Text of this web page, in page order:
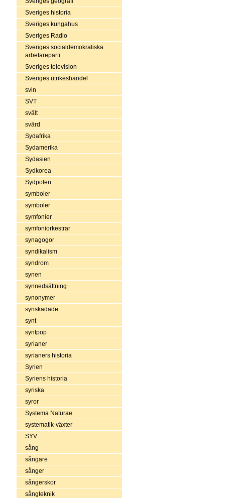
Sveriges historia
Sveriges kungahus
Sveriges Radio
Sveriges socialdemokratiska
arbetareparti
Sveriges television
Sveriges utrikeshandel
svin
SVT
svält
svärd
Sydafrika
Sydamerika
Sydasien
Sydkorea
Sydpolen
symboler
symboler
symfonier
symfoniorkestrar
synagogor
syndikalism
syndrom
synen
synnedsättning
synonymer
synskadade
synt
syntpop
syrianer
syrianers historia
Syrien
Syriens historia
syriska
syror
Systema Naturae
systematik-växter
SYV
sång
sångare
sånger
sångerskor
sångteknik